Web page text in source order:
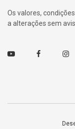
Os valores,
a alterações sem
Youtube Facebook